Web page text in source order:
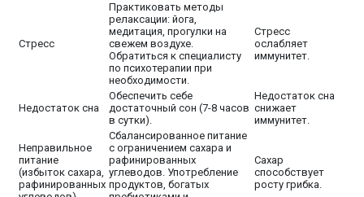
Стресс
Практиковать методы
релаксации: йога,
медитация, прогулки на
свежем воздухе.
Обратиться к специалисту
по психотерапии при
необходимости.
Стресс
ослабляет
иммунитет.
Недостаток сна
Обеспечить себе
достаточный сон (7-8 часов
в сутки).
Недостаток сна
снижает
иммунитет.
Неправильное
питание
(избыток сахара,
рафинированных
Сбалансированное питание
с ограничением сахара и
рафинированных
углеводов. Употребление
продуктов, богатых
Сахар
способствует
росту грибка.